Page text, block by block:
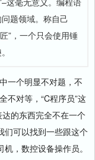
题领域。称自己
”，一个只会使用锤
一个明显不对题，不
不对等，“C程序员”这
的东西完全不在一个
们可以找到一些跟这个
，数控设备操作员。